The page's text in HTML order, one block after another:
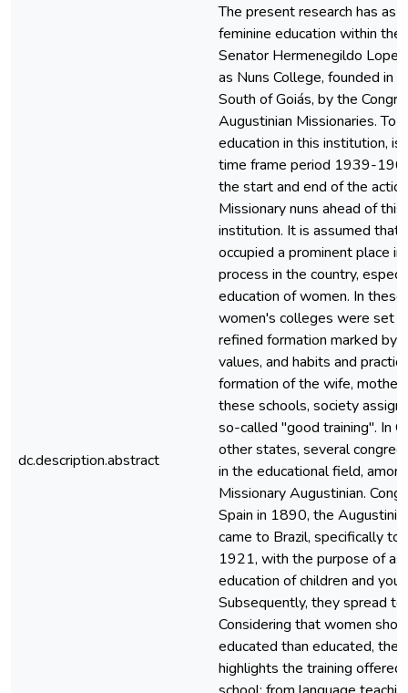
dc.description.abstract
The present research has as
feminine education within the
Senator Hermenegildo
as Nuns College, founded in
South of Goiás, by the
Augustinian Missionaries. To
education in this institution,
time frame period 1939-
the start and end of the
Missionary nuns ahead of
institution. It is assumed that
occupied a prominent place
process in the country,
education of women. In
women's colleges were set
refined formation marked by
values, and habits and
formation of the wife, mother
these schools, society
so-called "good training". In
other states, several
in the educational field,
Missionary Augustinian.
Spain in 1890, the
came to Brazil, specifically to
1921, with the purpose of
education of children and
Subsequently, they spread
Considering that women
educated than educated, the
highlights the training offered